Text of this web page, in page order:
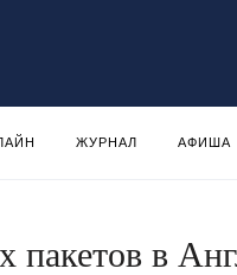
ЖУРНАЛ АФИША
в